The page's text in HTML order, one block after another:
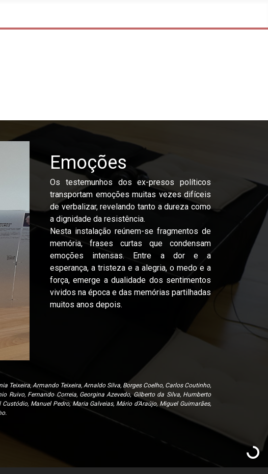
Emoções
Os testemunhos dos ex-presos políticos
transportam emoções muitas vezes difíceis
de verbalizar, revelando tanto a dureza como
a dignidade da resistência.
Nesta instalação reúnem-se fragmentos de
memória, frases curtas que condensam
emoções intensas. Entre a dor e a
esperança, a tristeza e a alegria, o medo e a
força, emerge a dualidade dos sentimentos
vividos na época e das memórias partilhadas
muitos anos depois.
Armando Teixeira, Arnaldo Silva, Borges Coelho, Carlos Coutinho,
Ruivo, Fernando Correia, Georgina Azevedo, Gilberto da Silva, Humberto
Manuel Pedro, Maria Galveias, Mário d’Araújo, Miguel Guimarães,